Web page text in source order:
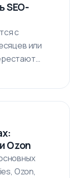
SEO-
с
или
Ozon
Ozon,